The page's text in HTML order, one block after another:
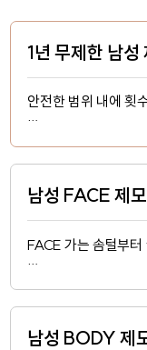
1년 무제한 남성
안전한 범위 내에 횟
남성 FACE 제모
FACE 가는 솜털부터
남성 BODY 제